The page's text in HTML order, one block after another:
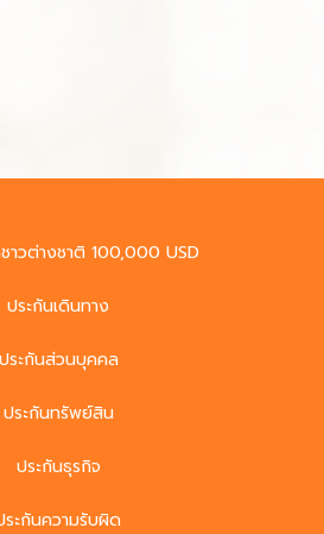
าวต่างชาติ 100,000 USD
ประกันเดินทาง
ประกันส่วนบุคคล
ประกันทรัพย์สิน
ประกันธุรกิจ
ระกันความรับผิด